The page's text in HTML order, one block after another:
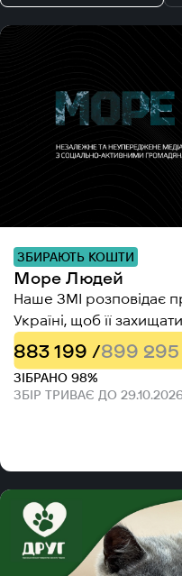
ЗБИРАЮТЬ КОШТИ
Море Людей
Наше ЗМІ розповідає про людей, які залишились в
Україні, щоб її
883 199 /899
ЗІБРАНО 98%
ЗБІР ТРИВАЄ ДО